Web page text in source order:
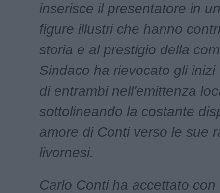
inserisce il presentatore in
figure illustri che hanno
storia e al prestigio della
Sindaco ha rievocato gli inizi
di entrambi nell'emittenza
sottolineando la costante
amore di Conti verso le sue
livornesi.
Carlo Conti ha accettato con